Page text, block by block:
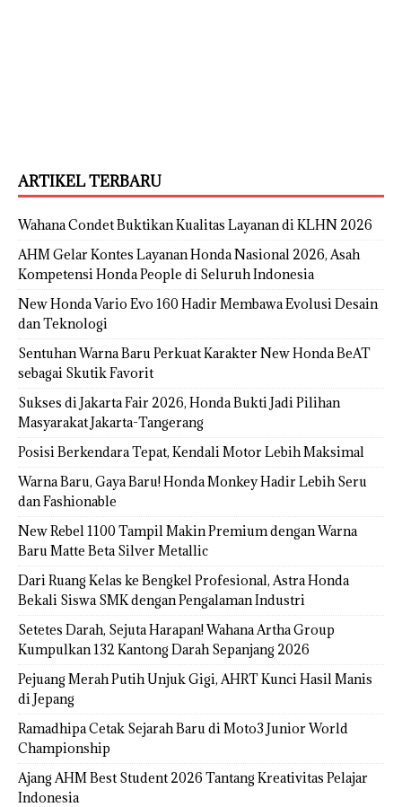
ARTIKEL TERBARU
Wahana Condet Buktikan Kualitas Layanan di KLHN 2026
AHM Gelar Kontes Layanan Honda Nasional 2026, Asah
Kompetensi Honda People di Seluruh Indonesia
New Honda Vario Evo 160 Hadir Membawa Evolusi Desain
dan Teknologi
Sentuhan Warna Baru Perkuat Karakter New Honda BeAT
sebagai Skutik Favorit
Sukses di Jakarta Fair 2026, Honda Bukti Jadi Pilihan
Masyarakat Jakarta-Tangerang
Posisi Berkendara Tepat, Kendali Motor Lebih Maksimal
Warna Baru, Gaya Baru! Honda Monkey Hadir Lebih Seru
dan Fashionable
New Rebel 1100 Tampil Makin Premium dengan Warna
Baru Matte Beta Silver Metallic
Dari Ruang Kelas ke Bengkel Profesional, Astra Honda
Bekali Siswa SMK dengan Pengalaman Industri
Setetes Darah, Sejuta Harapan! Wahana Artha Group
Kumpulkan 132 Kantong Darah Sepanjang 2026
Pejuang Merah Putih Unjuk Gigi, AHRT Kunci Hasil Manis
di Jepang
Ramadhipa Cetak Sejarah Baru di Moto3 Junior World
Championship
Ajang AHM Best Student 2026 Tantang Kreativitas Pelajar
Indonesia